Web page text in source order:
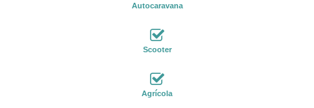
Autocaravana
Scooter
Agrícola